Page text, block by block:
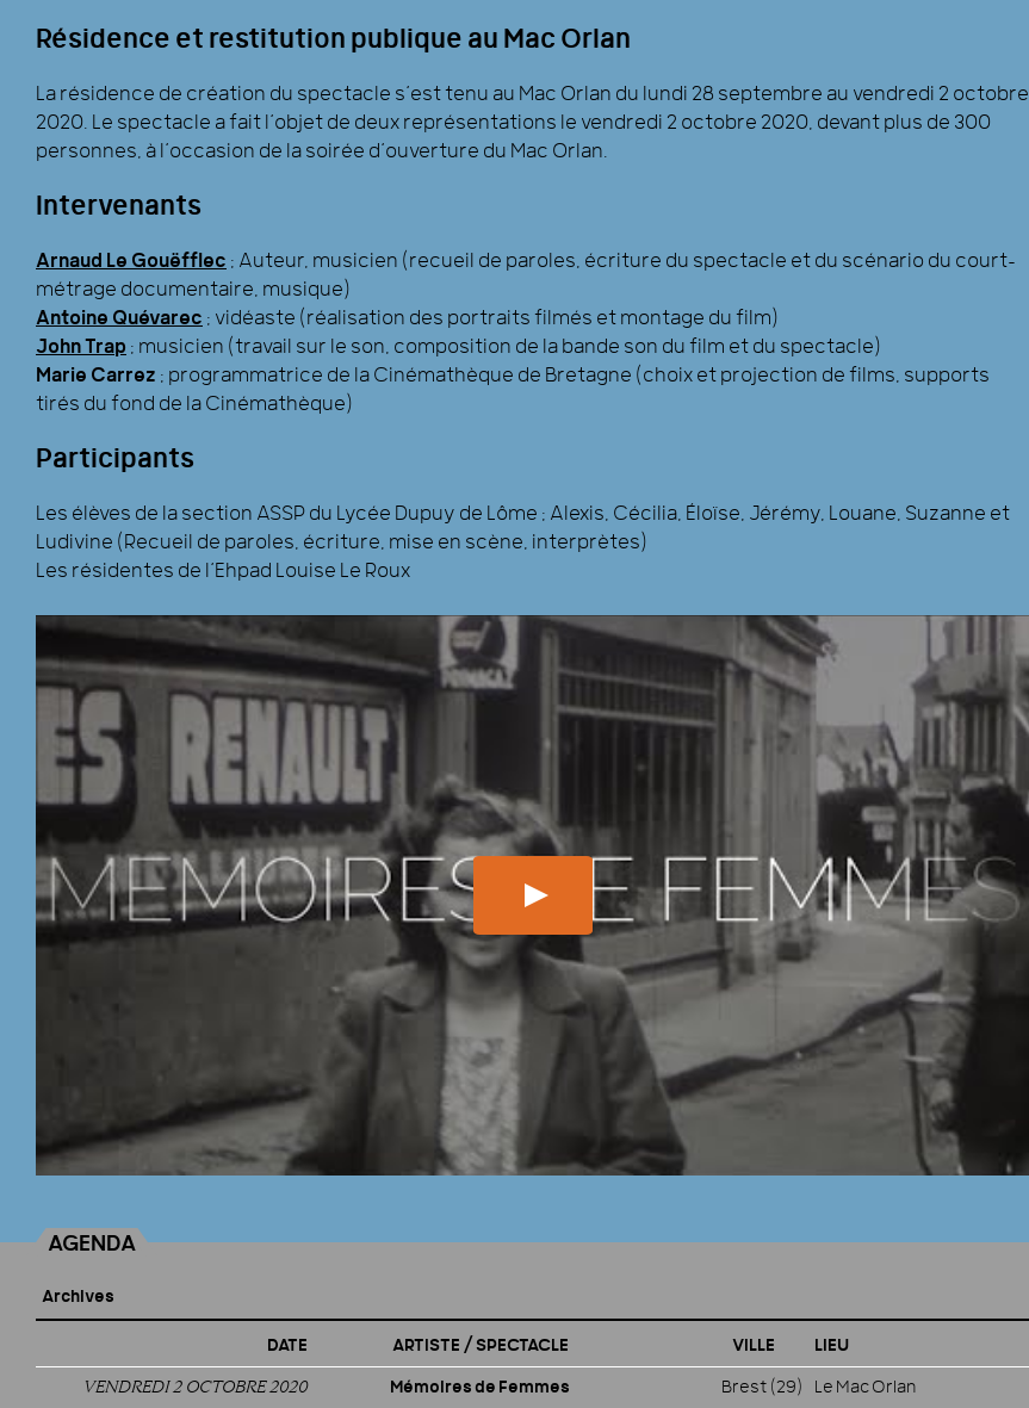
Résidence et restitution publique au Mac Orlan
La résidence de création du spectacle s’est tenu au Mac Orlan du lundi 28 septembre au vendredi 2 octobre
2020. Le spectacle a fait l’objet de deux représentations le vendredi 2 octobre 2020, devant plus de 300
personnes, à l’occasion de la soirée d’ouverture du Mac Orlan.
Intervenants
Arnaud Le Gouëfflec : Auteur, musicien (recueil de paroles, écriture du spectacle et du scénario du court-
métrage documentaire, musique)
Antoine Quévarec : vidéaste (réalisation des portraits filmés et montage du film)
John Trap : musicien (travail sur le son, composition de la bande son du film et du spectacle)
Marie Carrez : programmatrice de la Cinémathèque de Bretagne (choix et projection de films, supports
tirés du fond de la Cinémathèque)
Participants
Les élèves de la section ASSP du Lycée Dupuy de Lôme : Alexis, Cécilia, Éloïse, Jérémy, Louane, Suzanne et
Ludivine (Recueil de paroles, écriture, mise en scène, interprètes)
Les résidentes de l’Ehpad Louise Le Roux
AGENDA
Archives
DATE ARTISTE / SPECTACLE VILLE LIEU
VENDREDI 2 OCTOBRE 2020 Mémoires de Femmes Brest (29) Le Mac Orlan